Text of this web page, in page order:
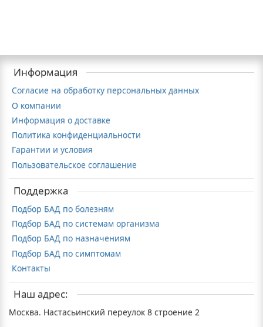
Информация
Согласие на обработку персональных данных
О компании
Информация о доставке
Политика конфиденциальности
Гарантии и условия
Пользовательское соглашение
Поддержка
Подбор БАД по болезням
Подбор БАД по системам организма
Подбор БАД по назначениям
Подбор БАД по симптомам
Контакты
Наш адрес:
Москва. Настасьинский переулок 8 строение 2